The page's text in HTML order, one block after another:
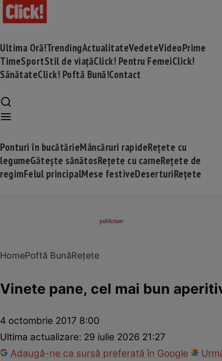
Ultima Oră!TrendingActualitateVedeteVideoPrime
TimeSportStil de viațăClick! Pentru FemeiClick!
SănătateClick! Poftă Bună!Contact
Ponturi în bucătărieMâncăruri rapideRețete cu
legumeGătește sănătosRețete cu carneRețete de
regimFelul principalMese festiveDeserturiRețete
HomePoftă BunăRețete
Vinete pane, cel mai bun
4 octombrie 2017 8:00
Ultima actualizare: 29 iulie 2026 21:27
Adaugă-ne ca sursă preferată în Google